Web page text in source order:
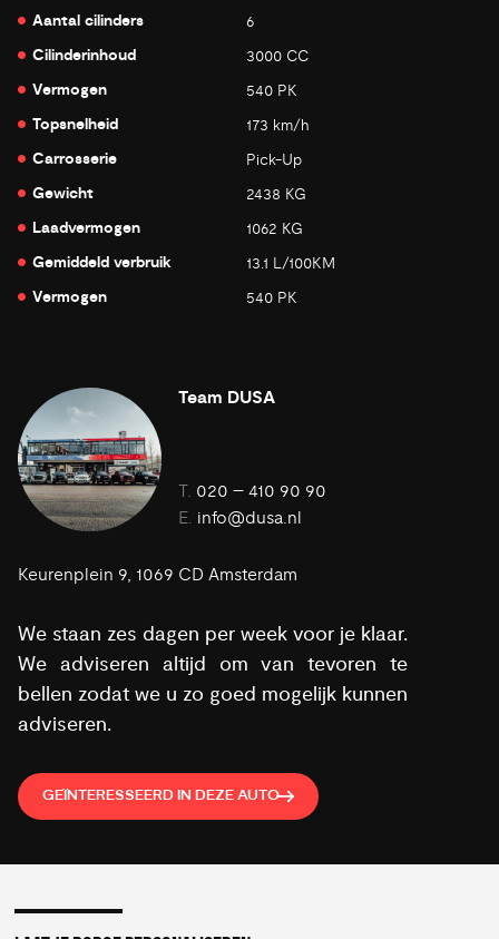
Aantal cilinders 6
Cilinderinhoud 3000 CC
Vermogen 540 PK
Topsnelheid 173 km/h
Carrosserie Pick-Up
Gewicht 2438 KG
Laadvermogen 1062 KG
Gemiddeld verbruik 13.1 L/100KM
Vermogen 540 PK
Team DUSA
T. 020 – 410 90 90
E. info@dusa.nl
Keurenplein 9, 1069 CD Amsterdam
We staan zes dagen per week voor je klaar.
We adviseren altijd om van tevoren te
bellen zodat we u zo goed mogelijk kunnen
adviseren.
GEÏNTERESSEERD IN DEZE AUTO